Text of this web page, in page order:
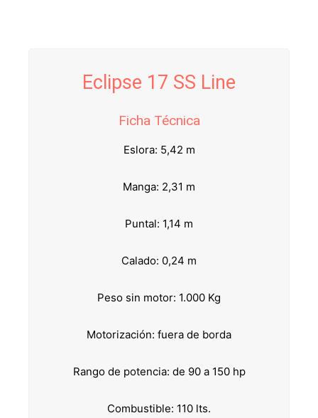
Eclipse 17 SS Line
Ficha Técnica
Eslora: 5,42 m
Manga: 2,31 m
Puntal: 1,14 m
Calado: 0,24 m
Peso sin motor: 1.000 Kg
Motorización: fuera de borda
Rango de potencia: de 90 a 150 hp
Combustible: 110 lts.